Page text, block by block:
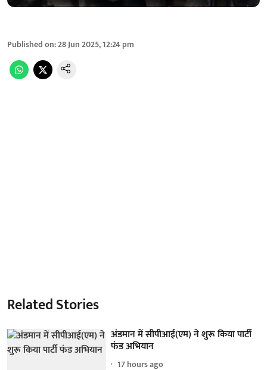
Published on:28 Jun 2025, 12:24 pm
Related Stories
अंडमान में सीपीआई(एम) ने शुरू किया पार्टी
फंड अभियान
17 hours ago